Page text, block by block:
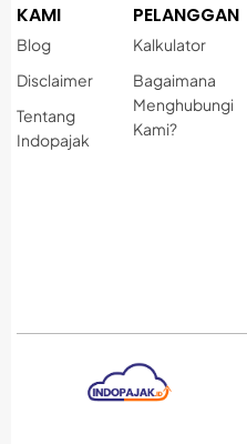
KAMI
Blog
Disclaimer
Tentang
Indopajak
PELANGGAN
Kalkulator
Bagaimana
Menghubungi
Kami?